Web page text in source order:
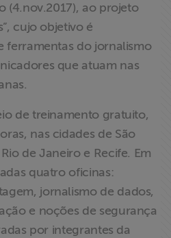
(4.nov.2017), ao projeto
cujo objetivo é
ferramentas do jornalismo
que atuam nas
de treinamento gratuito,
nas cidades de São
de Janeiro e Recife. Em
quatro oficinas:
jornalismo de dados,
e noções de segurança
por integrantes da